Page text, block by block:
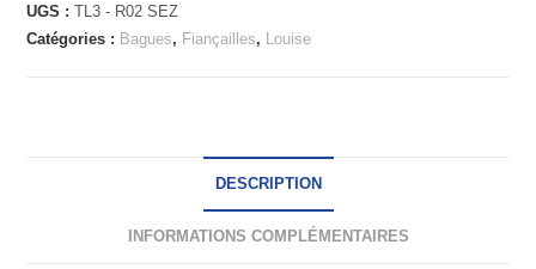
UGS :TL3 - R02 SEZ
Catégories : Bagues, Fiançailles, Louise
DESCRIPTION
INFORMATIONS COMPLÉMENTAIRES